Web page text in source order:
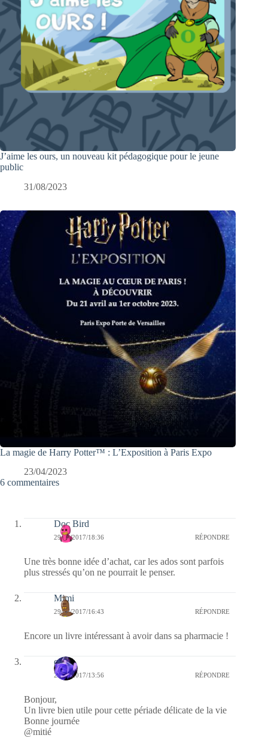
J’aime les ours, un nouveau kit pédagogique pour le jeune
public
31/08/2023
La magie de Harry Potter™ : L’Exposition à Paris Expo
23/04/2023
6 commentaires
Doc Bird
29/03/2017/18:36 RÉPONDRE
Une très bonne idée d’achat, car les ados sont parfois
plus stressés qu’on ne pourrait le penser.
Mimi
29/03/2017/16:43 RÉPONDRE
Encore un livre intéressant à avoir dans sa pharmacie !
covix
29/03/2017/13:56 RÉPONDRE
Bonjour,
Un livre bien utile pour cette périade délicate de la vie
Bonne journée
@mitié